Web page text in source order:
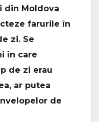
din Moldova
farurile în
zi. Se
în care
de zi erau
ar putea
de